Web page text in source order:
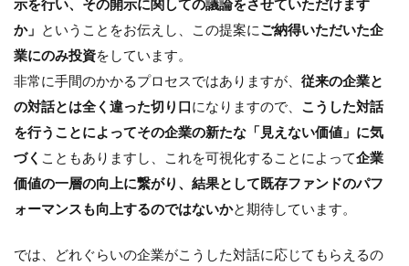
示を行い、その開示に関しての議論をさせていただけます
か」 ということをお伝えし、この提案にご納得いただいた企
業にのみ投資をしています。
非常に手間のかかるプロセスではありますが、 従来の企業と
の対話とは全く違った切り口になりますので、 こうした対話
を行うことによってその企業の新たな「見えない価値」に気
づく こともありますし、これを可視化することによって企業
価値の一層の向上に繋がり、結果として既存ファンドのパフ
ォーマンスも向上するのではないかと期待しています。
では、どれぐらいの企業がこうした対話に応じてもらえるの